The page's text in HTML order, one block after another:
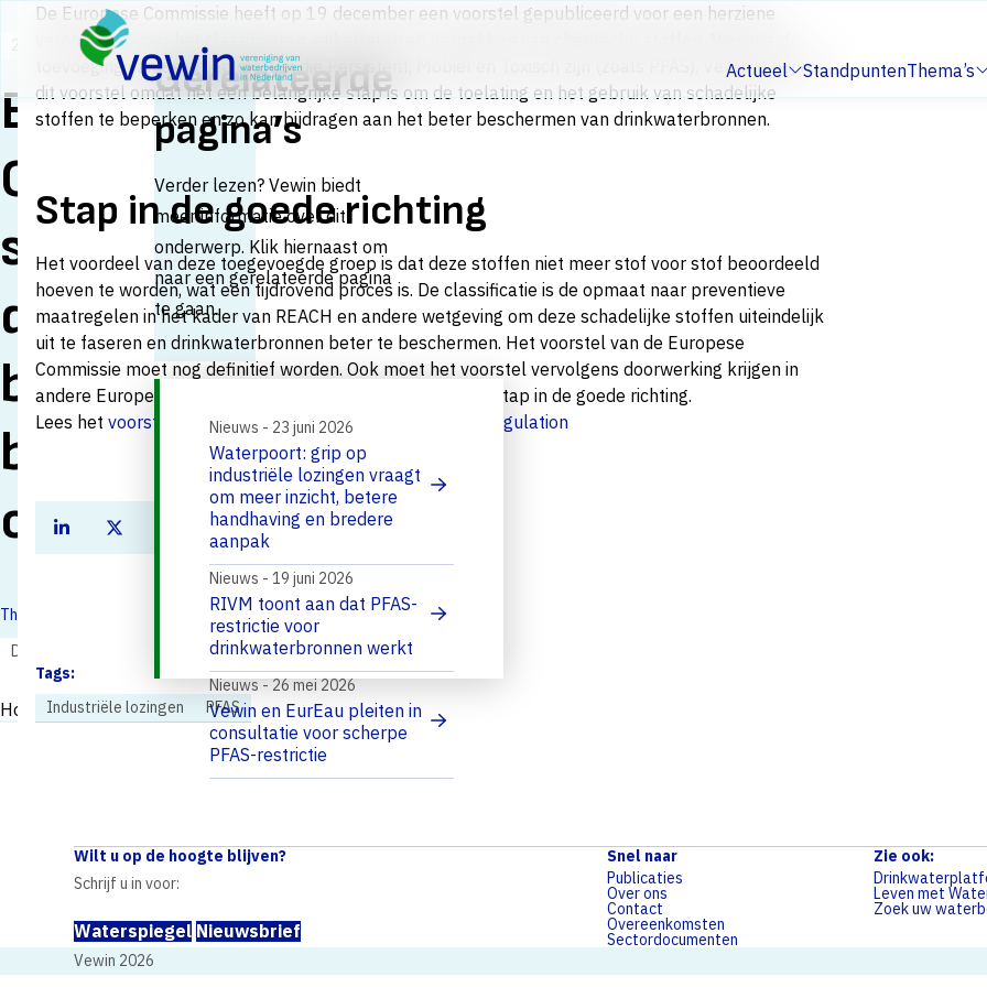
Direct naar contentTerug naar de startpagina
Submenu:
Actueel Standpunten
Submenu:
Thema’s
Europese
Commissie zet
stap om
drinkwaterbronnen
beter te
beschermen tegen
chemische stoffen
22 december 2022 Nieuws
Thema's:
Drinkwaterbronnen en opkomende stoffen
Home Nieuws Europese Commissie zet stap om drinkwaterbronnen beter te beschermen tegen chemische stoffen
De Europese Commissie heeft op 19 december een voorstel gepubliceerd voor een herziene
verordening voor het classificeren, etiketteren en verpakken van chemische stoffen. Nieuw is de
toevoeging van de groep stoffen die Persistent, Mobiel en Toxisch zijn (zoals PFAS). Vewin is blij met
dit voorstel omdat het een belangrijke stap is om de toelating en het gebruik van schadelijke
stoffen te beperken en zo kan bijdragen aan het beter beschermen van drinkwaterbronnen.
Stap in de goede richting
Het voordeel van deze toegevoegde groep is dat deze stoffen niet meer stof voor stof beoordeeld
hoeven te worden, wat een tijdrovend proces is. De classificatie is de opmaat naar preventieve
maatregelen in het kader van REACH en andere wetgeving om deze schadelijke stoffen uiteindelijk
uit te faseren en drinkwaterbronnen beter te beschermen. Het voorstel van de Europese
Commissie moet nog definitief worden. Ook moet het voorstel vervolgens doorwerking krijgen in
andere Europese regelgeving maar Vewin ziet dit als een stap in de goede richting.
Lees het voorstel van de Europese Commissie over CLP Regulation
Deel deze pagina
Deel dit artikel op Linkedin
Deel dit artikel op Twitter
Deel dit artikel op Bluesky
Tags:
Industriële lozingen
PFAS
Gerelateerde
pagina’s
Verder lezen? Vewin biedt
meer informatie over dit
onderwerp. Klik hiernaast om
naar een gerelateerde pagina
te gaan.
Waterpoort: grip op
industriële lozingen vraagt
om meer inzicht, betere
handhaving en bredere
aanpak
Nieuws - 23 juni 2026
RIVM toont aan dat PFAS-
restrictie voor
drinkwaterbronnen werkt
Nieuws - 19 juni 2026
Vewin en EurEau pleiten in
consultatie voor scherpe
PFAS-restrictie
Nieuws - 26 mei 2026
Wilt u op de hoogte blijven?
Schrijf u in voor:
Waterspiegel Nieuwsbrief
Snel naar
Publicaties
Over ons
Contact
Overeenkomsten
Sectordocumenten
Zie ook:
Leven met
Zoek uw
Vewin 2026